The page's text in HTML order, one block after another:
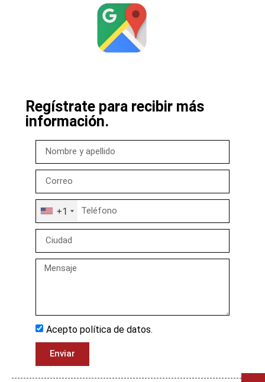
Regístrate para recibir más
información.
+1
Acepto política de datos.
Enviar